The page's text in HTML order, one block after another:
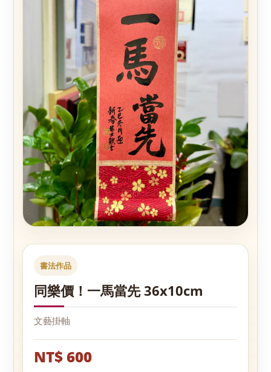
書法作品
同樂價！一馬當先 36x10cm
文藝掛軸
NT$ 600